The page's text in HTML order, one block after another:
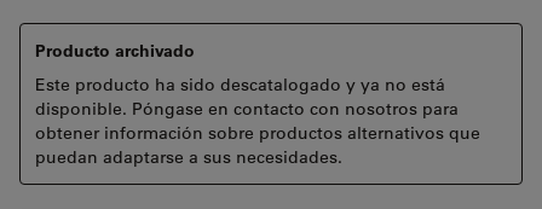
Producto archivado
Este producto ha sido descatalogado y ya no está
disponible. Póngase en contacto con nosotros para
obtener información sobre productos alternativos que
puedan adaptarse a sus necesidades.